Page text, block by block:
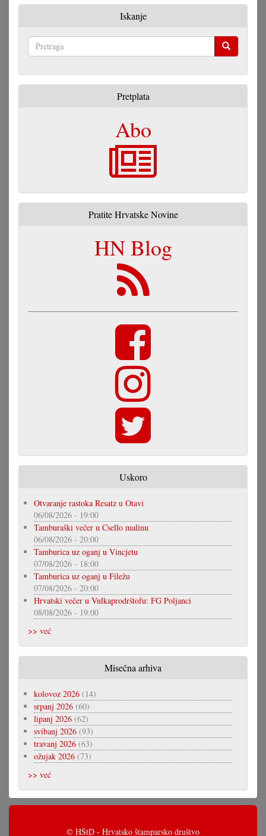
Iskanje
Pretplata
Abo
Pratite Hrvatske Novine
HN Blog
Uskoro
Otvaranje rastoka Resatz u Otavi
06/08/2026 - 19:00
Tamburaški večer u Csello malinu
06/08/2026 - 20:00
Tamburica uz oganj u Vincjetu
07/08/2026 - 18:00
Tamburica uz oganj u Filežu
07/08/2026 - 20:00
Hrvatski večer u Vulkaprodrštofu: FG Poljanci
08/08/2026 - 19:00
>> već
Misečna arhiva
kolovoz 2026 (14)
srpanj 2026 (60)
lipanj 2026 (62)
svibanj 2026 (93)
travanj 2026 (63)
ožujak 2026 (73)
>> već
© HŠtD - Hrvatsko štamparsko društvo